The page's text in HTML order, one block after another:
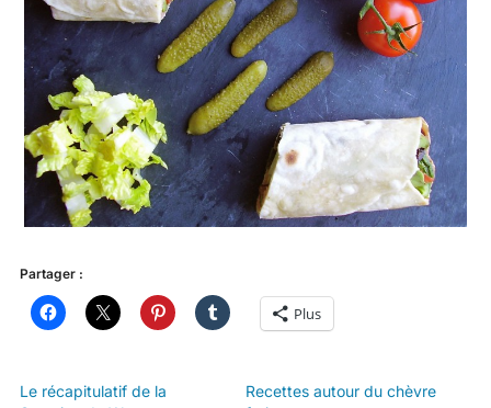
Partager :
Plus
Le récapitulatif de la
Recettes autour du chèvre